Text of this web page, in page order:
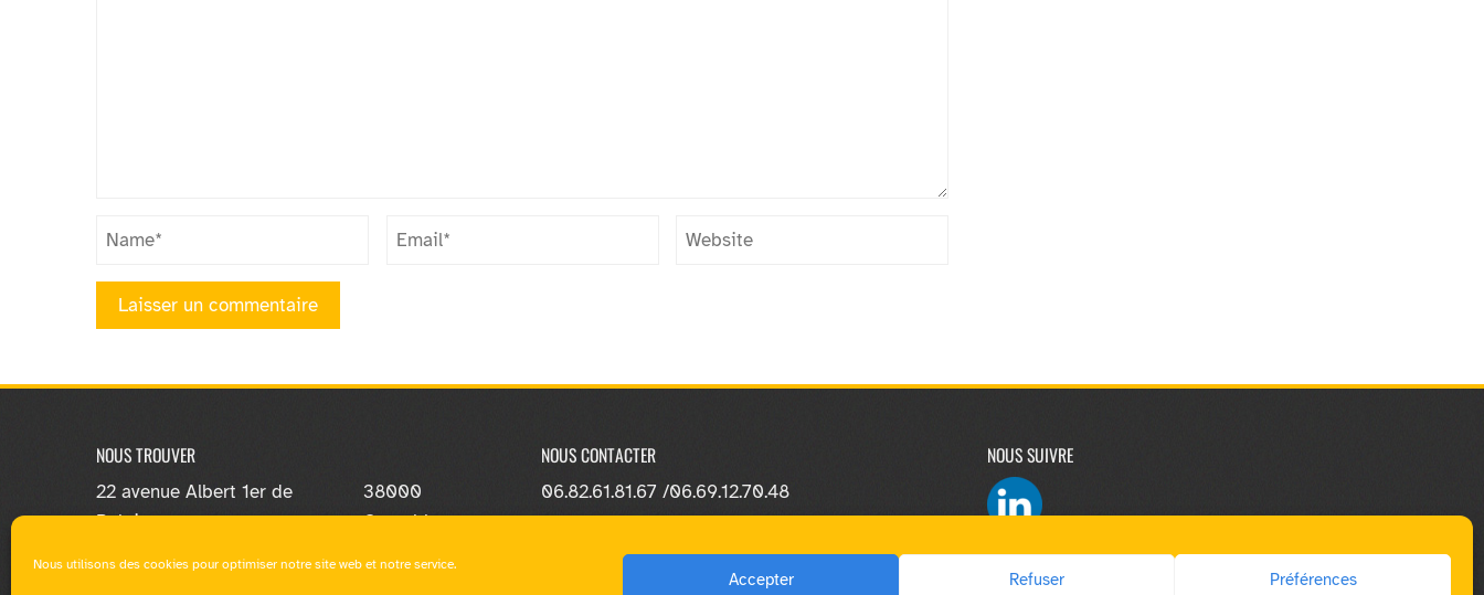
Nous utilisons des cookies pour optimiser notre site web et notre service.
Accepter Refuser Préférences
NOUS TROUVER
22 avenue Albert 1er de
Belgique
38000
Grenoble
NOUS CONTACTER
06.82.61.81.67 /06.69.12.70.48
NOUS SUIVRE